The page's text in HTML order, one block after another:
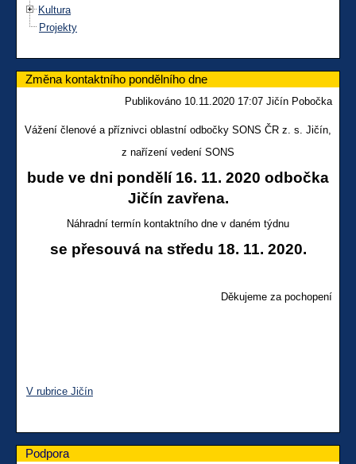
Kultura
Projekty
Změna kontaktního pondělního dne
Publikováno 10.11.2020 17:07 Jičín Pobočka
Vážení členové a příznivci oblastní odbočky SONS ČR z. s. Jičín,
z nařízení vedení SONS
bude ve dni pondělí 16. 11. 2020 odbočka
Jičín zavřena.
Náhradní termín kontaktního dne v daném týdnu
se přesouvá na středu 18. 11. 2020.
Děkujeme za pochopení
V rubrice Jičín
Podpora